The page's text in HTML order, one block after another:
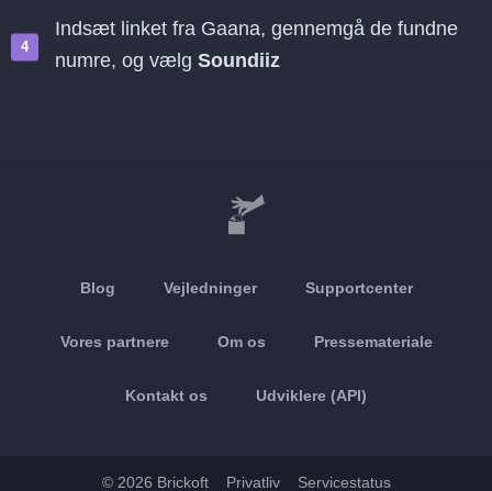
Indsæt linket fra Gaana, gennemgå de fundne
numre, og vælg Soundiiz
Blog Vejledninger Supportcenter
Vores partnere Om os Pressemateriale
Kontakt os Udviklere (API)
© 2026 Brickoft Privatliv Servicestatus